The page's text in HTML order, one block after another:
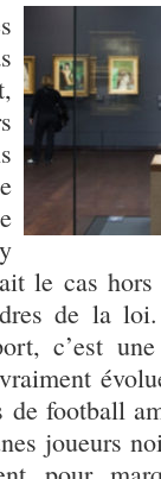
le cas
de la
c’est
de football
joueurs